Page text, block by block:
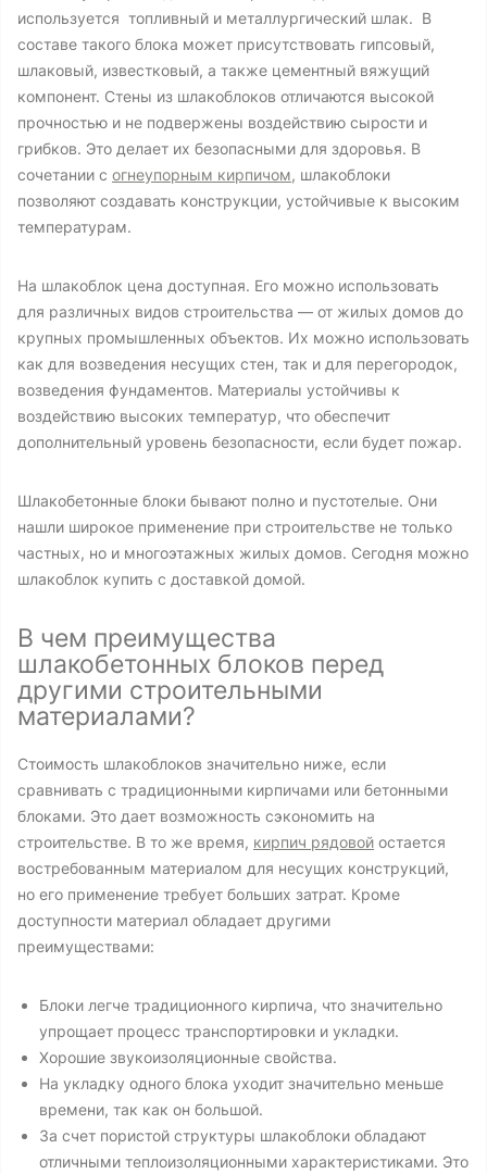
используется топливный и металлургический шлак. В
составе такого блока может присутствовать гипсовый,
шлаковый, известковый, а также цементный вяжущий
компонент. Стены из шлакоблоков отличаются высокой
прочностью и не подвержены воздействию сырости и
грибков. Это делает их безопасными для здоровья. В
сочетании с огнеупорным кирпичом, шлакоблоки
позволяют создавать конструкции, устойчивые к высоким
температурам.
На шлакоблок цена доступная. Его можно использовать
для различных видов строительства — от жилых домов до
крупных промышленных объектов. Их можно использовать
как для возведения несущих стен, так и для перегородок,
возведения фундаментов. Материалы устойчивы к
воздействию высоких температур, что обеспечит
дополнительный уровень безопасности, если будет пожар.
Шлакобетонные блоки бывают полно и пустотелые. Они
нашли широкое применение при строительстве не только
частных, но и многоэтажных жилых домов. Сегодня можно
шлакоблок купить с доставкой домой.
В чем преимущества
шлакобетонных блоков перед
другими строительными
материалами?
Стоимость шлакоблоков значительно ниже, если
сравнивать с традиционными кирпичами или бетонными
блоками. Это дает возможность сэкономить на
строительстве. В то же время, кирпич рядовой остается
востребованным материалом для несущих конструкций,
но его применение требует больших затрат. Кроме
доступности материал обладает другими
преимуществами:
Блоки легче традиционного кирпича, что значительно
упрощает процесс транспортировки и укладки.
Хорошие звукоизоляционные свойства.
На укладку одного блока уходит значительно меньше
времени, так как он большой.
За счет пористой структуры шлакоблоки обладают
отличными теплоизоляционными характеристиками. Это